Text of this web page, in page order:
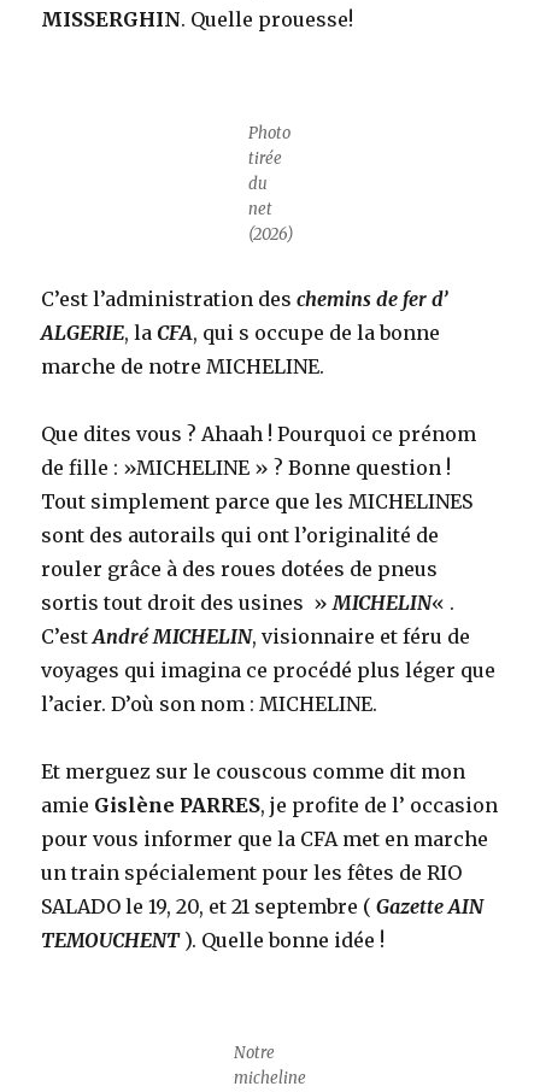
MISSERGHIN. Quelle prouesse!
Photo
tirée
du
net
(2026)
C’est l’administration deschemins de fer d’
ALGERIE, la CFA, qui s occupe de la bonne
marche de notre MICHELINE.
Que dites vous ? Ahaah ! Pourquoi ce prénom
de fille : »MICHELINE » ? Bonne question !
Tout simplement parce que les MICHELINES
sont des autorails qui ont l’originalité de
rouler grâce à des roues dotées de pneus
sortis tout droit des usines »MICHELIN« .
C’estAndré MICHELIN, visionnaire et féru de
voyages qui imagina ce procédé plus léger que
l’acier. D’où son nom : MICHELINE.
Et merguez sur le couscous comme dit mon
amie Gislène PARRES, je profite de l’ occasion
pour vous informer que la CFA met en marche
un train spécialement pour les fêtes de RIO
SALADO le 19, 20, et 21 septembre (Gazette AIN
TEMOUCHENT). Quelle bonne idée !
Notre
micheline